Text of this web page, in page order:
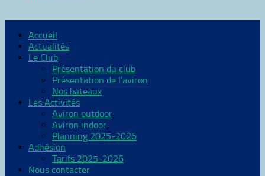
Accueil
Actualités
Le Club
Présentation du club
Présentation de l’aviron
Nos bateaux
Les Activités
Aviron outdoor
Aviron indoor
Planning 2025-2026
Adhésion
Tarifs 2025-2026
Nous contacter